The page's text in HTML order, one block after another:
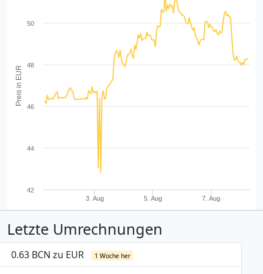
Preis in EUR
3. Aug 5. Aug 7. Aug
42
44
46
48
50
Letzte Umrechnungen
0.63 BCN zu EUR 1 Woche her